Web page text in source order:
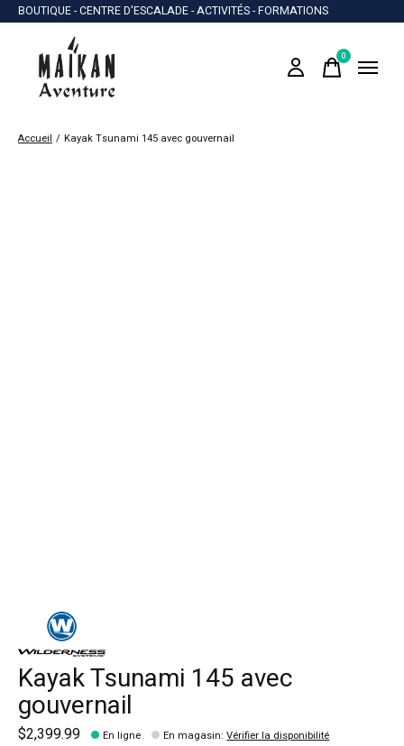
BOUTIQUE - CENTRE D'ESCALADE - ACTIVITÉS - FORMATIONS
0items
Accueil / Kayak Tsunami 145 avec gouvernail
Kayak Tsunami 145 avec
gouvernail
$2,399.99 En ligne En magasin:Vérifier la disponibilité